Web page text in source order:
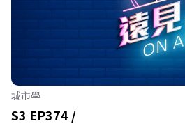
城市學
S3 EP374 /